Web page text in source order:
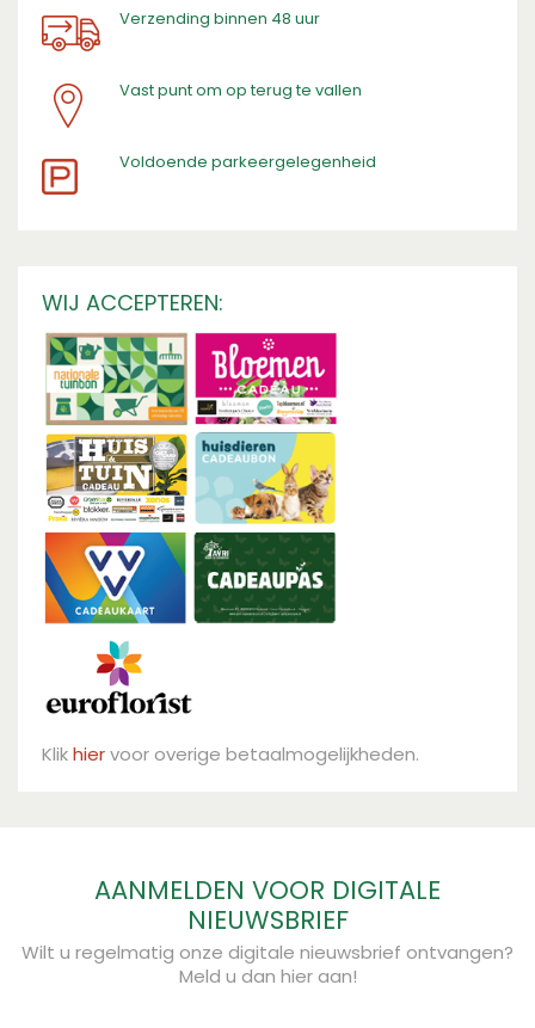
Verzending binnen 48 uur
Vast punt om op terug te vallen
​Voldoende parkeergelegenheid
WIJ ACCEPTEREN:
Klikhiervoor overige betaalmogelijkheden.
AANMELDEN VOOR DIGITALE
NIEUWSBRIEF
Wilt u regelmatig onze digitale nieuwsbrief ontvangen?
Meld u dan hier aan!